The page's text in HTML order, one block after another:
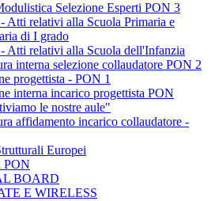
Selezione Esperti PON 3
Atti relativi alla Scuola Primaria e
di I grado
Atti relativi alla Scuola dell'Infanzia
interna selezione collaudatore PON 2
progettista - PON 1
interna incarico progettista PON
le nostre aule"
affidamento incarico collaudatore -
Europei
PON
BOARD
E WIRELESS